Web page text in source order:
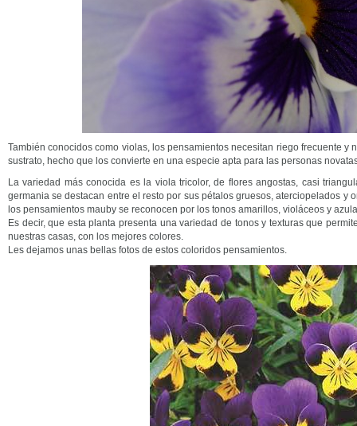
También conocidos como violas, los pensamientos necesitan riego frecuente y
sustrato, hecho que los convierte en una especie apta para las personas
La variedad más conocida es la viola tricolor, de flores angostas, casi
germania se destacan entre el resto por sus pétalos gruesos, aterciopelados y
los pensamientos mauby se reconocen por los tonos amarillos, violáceos y
Es decir, que esta planta presenta una variedad de tonos y texturas que
nuestras casas, con los mejores colores.
Les dejamos unas bellas fotos de estos coloridos pensamientos.